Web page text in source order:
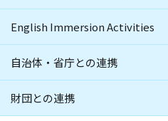
English Immersion Activities
自治体・省庁との連携
財団との連携